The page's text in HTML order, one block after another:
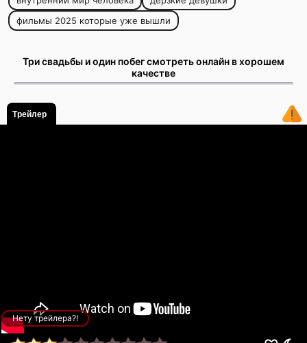
фильмы 2025 которые уже вышли
Три свадьбы и один побег смотреть онлайн в хорошем
качестве
Трейлер
Нету трейлера?!